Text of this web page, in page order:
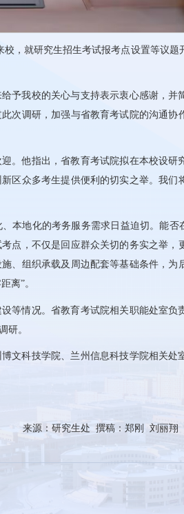
，就研究生招生考试报考点设置等议题
予我校的关心与支持表示衷心感谢，并
次调研，加强与省教育考试院的沟通协
。他指出，省教育考试院拟在本校设研
区众多考生提供便利的切实之举。我们
本地化的考务服务需求日益迫切。能否
点，不仅是回应群众关切的务实之举，
、组织承载及周边配套等基础条件，为
离”。
等情况。省教育考试院相关职能处室负
研。
文科技学院、兰州信息科技学院相关处
来源：研究生处 撰稿：郑刚 刘丽翔